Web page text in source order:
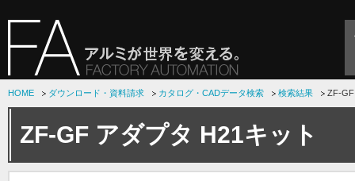
HOME ダウンロード・資料請求 カタログ・CADデータ検索 検索結果 ZF-GF
ZF-GF アダプタ H21キット